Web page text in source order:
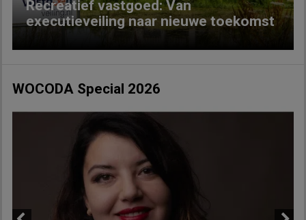
Recreatief vastgoed: Van
executieveiling naar nieuwe toekomst
WOCODA Special 2026